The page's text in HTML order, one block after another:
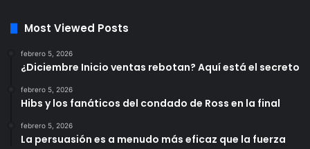
Most Viewed Posts
febrero 5, 2026
¿Diciembre Inicio ventas rebotan? Aquí está el secreto
febrero 5, 2026
Hibs y los fanáticos del condado de Ross en la final
febrero 5, 2026
La persuasión es a menudo más eficaz que la fuerza